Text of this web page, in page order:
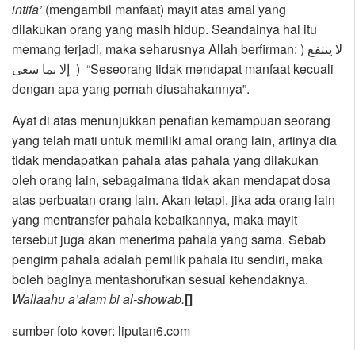
intifa’ (mengambil manfaat) mayit atas amal yang
dilakukan orang yang masih hidup. Seandainya hal itu
memang terjadi, maka seharusnya Allah berfirman: ) لا ينتفع
إلا بما سعى ) “Seseorang tidak mendapat manfaat kecuali
dengan apa yang pernah diusahakannya”.
Ayat di atas menunjukkan penafian kemampuan seorang
yang telah mati untuk memiliki amal orang lain, artinya dia
tidak mendapatkan pahala atas pahala yang dilakukan
oleh orang lain, sebagaimana tidak akan mendapat dosa
atas perbuatan orang lain. Akan tetapi, jika ada orang lain
yang mentransfer pahala kebaikannya, maka mayit
tersebut juga akan menerima pahala yang sama. Sebab
pengirm pahala adalah pemilik pahala itu sendiri, maka
boleh baginya mentashorufkan sesuai kehendaknya.
Wallaahu a’alam bi al-showab.[]
sumber foto kover: liputan6.com